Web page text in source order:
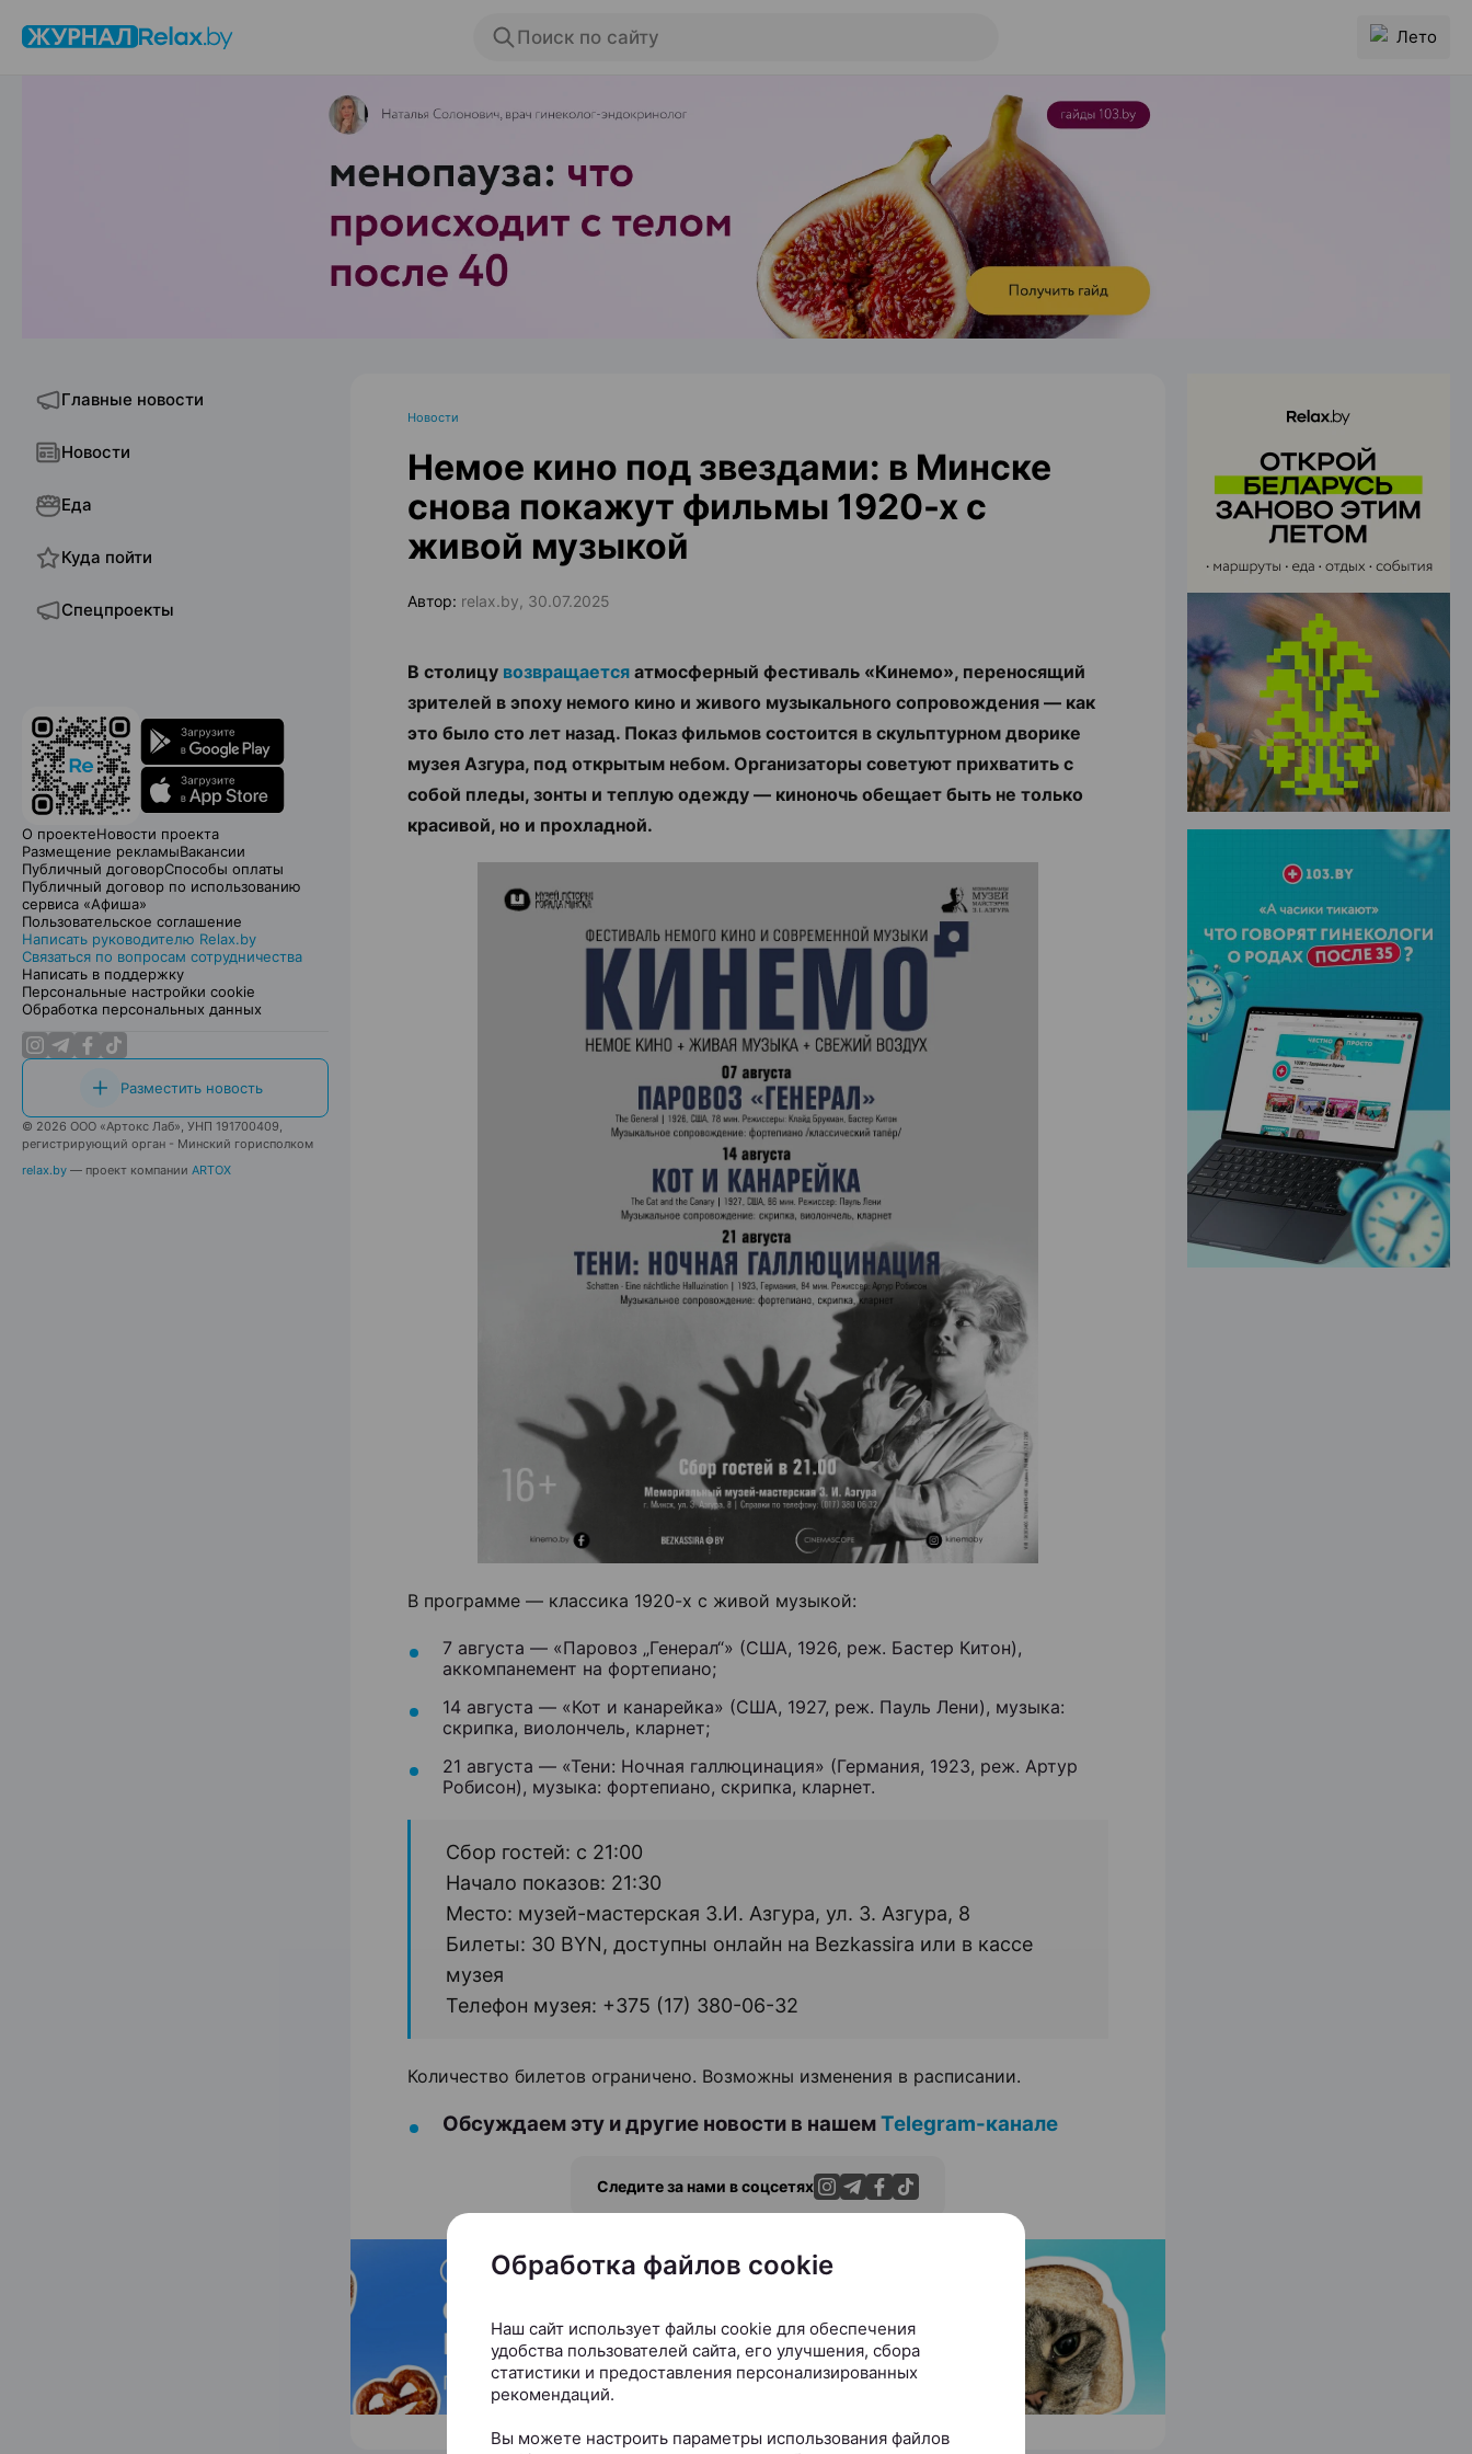
Поиск по сайту Лето
ЭФФЕКТИВНАЯ РЕКЛАМА НА САЙТЕ
Главные новости
Новости
Еда
Куда пойти
Спецпроекты
О проектеНовости проекта
Размещение рекламыВакансии
Публичный договорСпособы оплаты
Публичный договор по использованию
сервиса «Афиша»
Пользовательское соглашение
Написать руководителю Relax.by
Связаться по вопросам сотрудничества
Написать в поддержку
Персональные настройки cookie
Обработка персональных данных
Разместить новость
© 2026 ООО «Артокс Лаб», УНП 191700409,
регистрирующий орган - Минский горисполком
relax.by — проект компании ARTOX
Новости
Немое кино под звездами: в Минске
снова покажут фильмы 1920-х с
живой музыкой
Автор: relax.by, 30.07.2025
В столицу возвращается атмосферный фестиваль «Кинемо», переносящий
зрителей в эпоху немого кино и живого музыкального сопровождения — как
это было сто лет назад. Показ фильмов состоится в скульптурном дворике
музея Азгура, под открытым небом. Организаторы советуют прихватить с
собой пледы, зонты и теплую одежду — киноночь обещает быть не только
красивой, но и прохладной.
В программе — классика 1920-х с живой музыкой:
7 августа — «Паровоз „Генерал“» (США, 1926, реж. Бастер Китон),
аккомпанемент на фортепиано;
14 августа — «Кот и канарейка» (США, 1927, реж. Пауль Лени), музыка:
скрипка, виолончель, кларнет;
21 августа — «Тени: Ночная галлюцинация» (Германия, 1923, реж. Артур
Робисон), музыка: фортепиано, скрипка, кларнет.
Сбор гостей: с 21:00
Начало показов: 21:30
Место: музей-мастерская З.И. Азгура, ул. З. Азгура, 8
Билеты: 30 BYN, доступны онлайн на Bezkassira или в кассе
музея
Телефон музея: +375 (17) 380-06-32
Количество билетов ограничено. Возможны изменения в расписании.
Обсуждаем эту и другие новости в нашемTelegram-канале
Следите за нами в соцсетях
ЭФФЕКТИВНАЯ РЕКЛАМА НА САЙТЕ
ЭФФЕКТИВНАЯ РЕКЛАМА НА САЙТЕ
ЭФФЕКТИВНАЯ РЕКЛАМА НА САЙТЕ
Обработка файлов cookie
Наш сайт использует файлы cookie для обеспечения
удобства пользователей сайта, его улучшения, сбора
статистики и предоставления персонализированных
рекомендаций.
Вы можете настроить параметры использования файлов